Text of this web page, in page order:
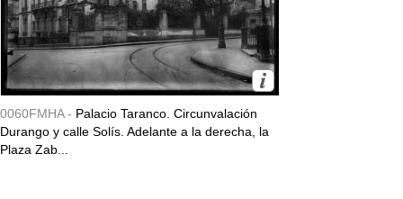
0060FMHA - Palacio Taranco. Circunvalación
Durango y calle Solís. Adelante a la derecha, la
Plaza Zab...